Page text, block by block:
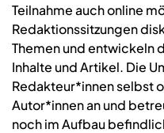
Teilnahme auch online
Redaktionssitzungen
Themen und entwickeln
Inhalte und Artikel. Die
Redakteur*innen selbst
Autor*innen an und
noch im Aufbau